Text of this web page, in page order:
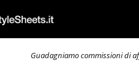
Guadagniamo commissioni di